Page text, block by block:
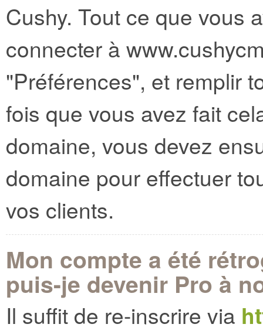
Cushy. Tout ce que vous
connecter à
"Préférences", et remplir
fois que vous avez fait
domaine, vous devez
domaine pour effectuer
vos clients.
Mon compte a été
puis-je devenir Pro à
Il suffit de re-inscrire via